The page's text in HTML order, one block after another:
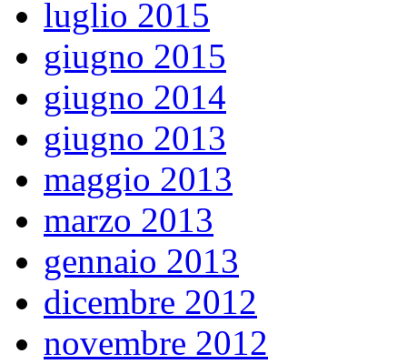
luglio 2015
giugno 2015
giugno 2014
giugno 2013
maggio 2013
marzo 2013
gennaio 2013
dicembre 2012
novembre 2012